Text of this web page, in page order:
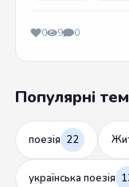
0 9 0
Популярні
поезія 22
українська поезія